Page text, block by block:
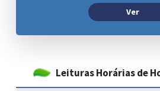
Ver
Leituras Horárias de